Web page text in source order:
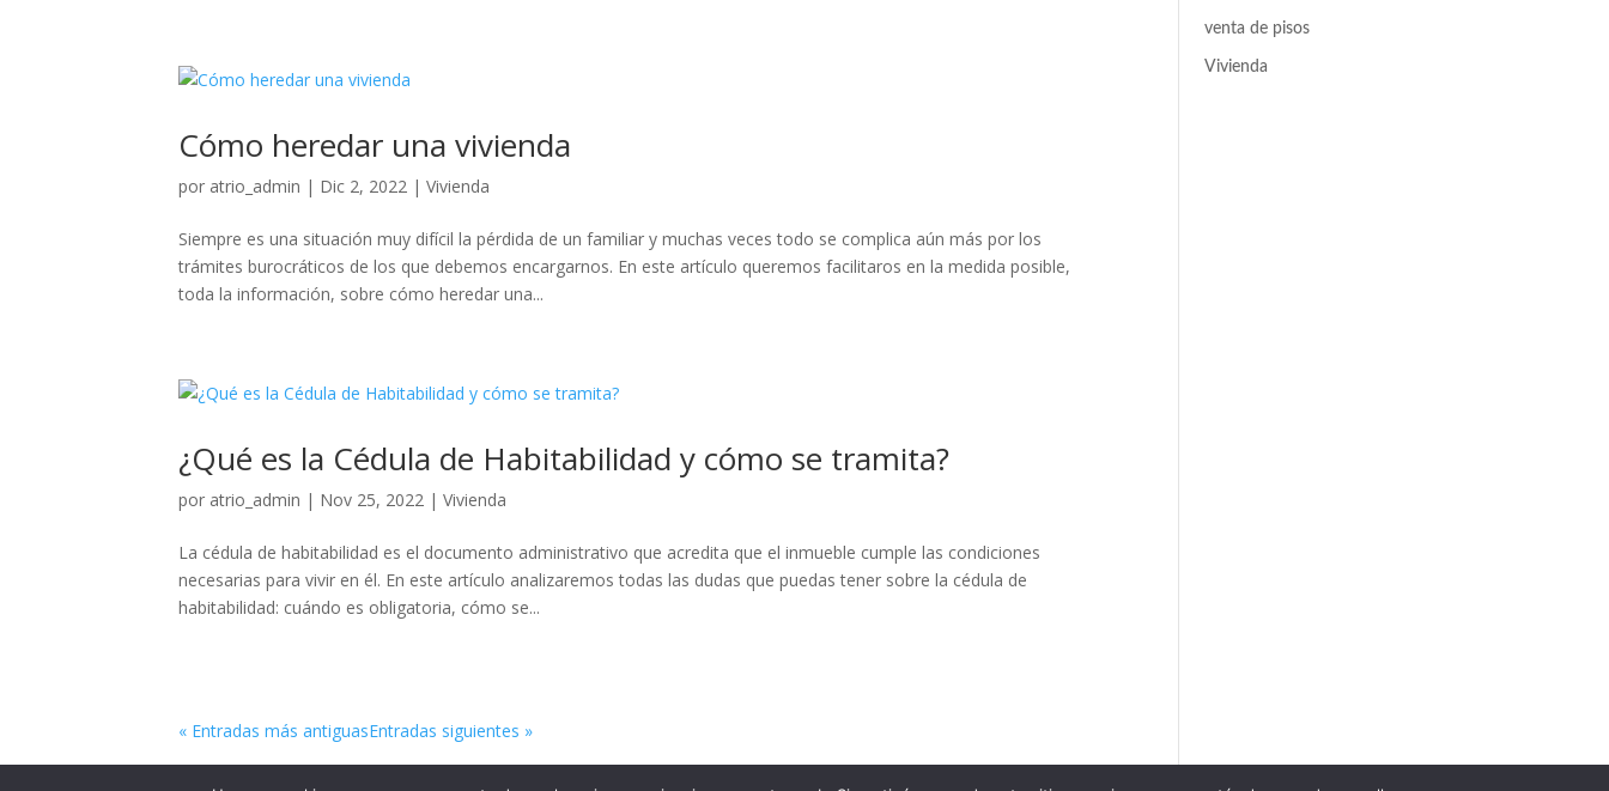
Cómo heredar una vivienda
por atrio_admin | Dic 2, 2022 |Vivienda
Siempre es una situación muy difícil la pérdida de un familiar y muchas veces todo se complica aún más por los
trámites burocráticos de los que debemos encargarnos. En este artículo queremos facilitaros en la medida posible,
toda la información, sobre cómo heredar una...
¿Qué es la Cédula de Habitabilidad y cómo se tramita?
por atrio_admin | Nov 25, 2022 |Vivienda
La cédula de habitabilidad es el documento administrativo que acredita que el inmueble cumple las condiciones
necesarias para vivir en él. En este artículo analizaremos todas las dudas que puedas tener sobre la cédula de
habitabilidad: cuándo es obligatoria, cómo se...
« Entradas más antiguasEntradas siguientes »
venta de pisos
Vivienda